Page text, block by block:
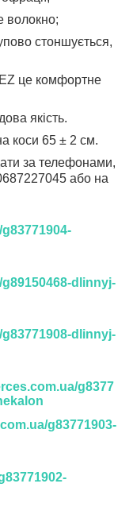
волокно;
стоншується,
це комфортне
якість.
коси 65 ± 2 см.
за телефонами,
або на
dlinnyj-
dlinnyj-
g8377
g83771903-